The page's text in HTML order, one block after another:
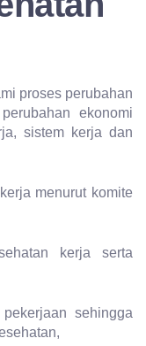
proses perubahan
ekonomi
sistem kerja dan
menurut komite
kerja serta
sehingga